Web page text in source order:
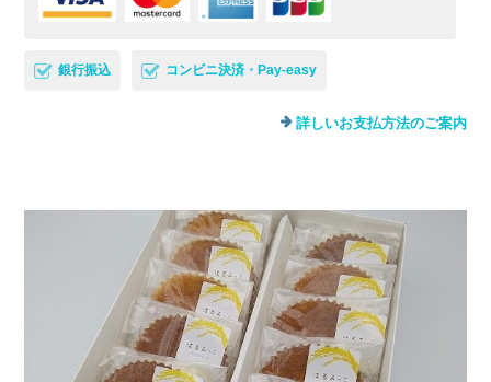
銀行振込 コンビニ決済・Pay-easy
詳しいお支払方法のご案内